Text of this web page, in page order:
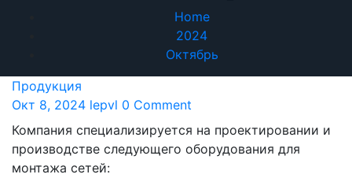
Home
2024
Октябрь
Продукция
Окт 8, 2024 lepvl 0 Comment
Компания специализируется на проектировании и
производстве следующего оборудования для
монтажа сетей: